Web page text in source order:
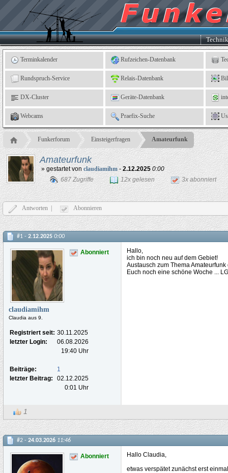
Kleingartenverein
e.
V.,
Leinefelde
Terminkalender Rufzeichen-Datenbank
Rundspruch-Service Relais-Datenbank
DX-Cluster Geräte-Datenbank
Webcams Praefix-Suche
Funkerforum Einsteigerfragen Amateurfunk
Amateurfunk
» gestartet vonclaudiamihm- 2.12.2025 0:00
687 Zugriffe
12x gelesen 3x abonniert
Antworten | Abonnieren
#1 - 2.12.2025 0:00
Abonniert
claudiamihm
Claudia aus 9.
Registriert seit: 30.11.2025
letzter Login:
06.08.2026
19:40 Uhr
Beiträge:
1
letzter Beitrag:
02.12.2025
0:01 Uhr
Hallo,
ich bin noch neu auf dem Gebiet!
Austausch zum Thema Amateurfunk
Euch noch eine schöne Woche ...
1
#2 - 24.03.2026 11:46
Abonniert
Hallo Claudia,
etwas verspätet zunächst erst